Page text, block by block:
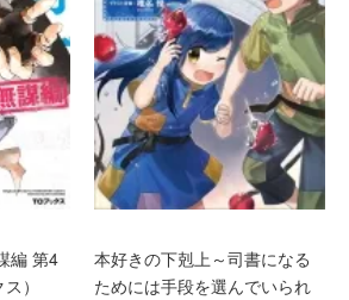
編 第4
）
本好きの下剋上～司書になる
ためには手段を選んでいられ